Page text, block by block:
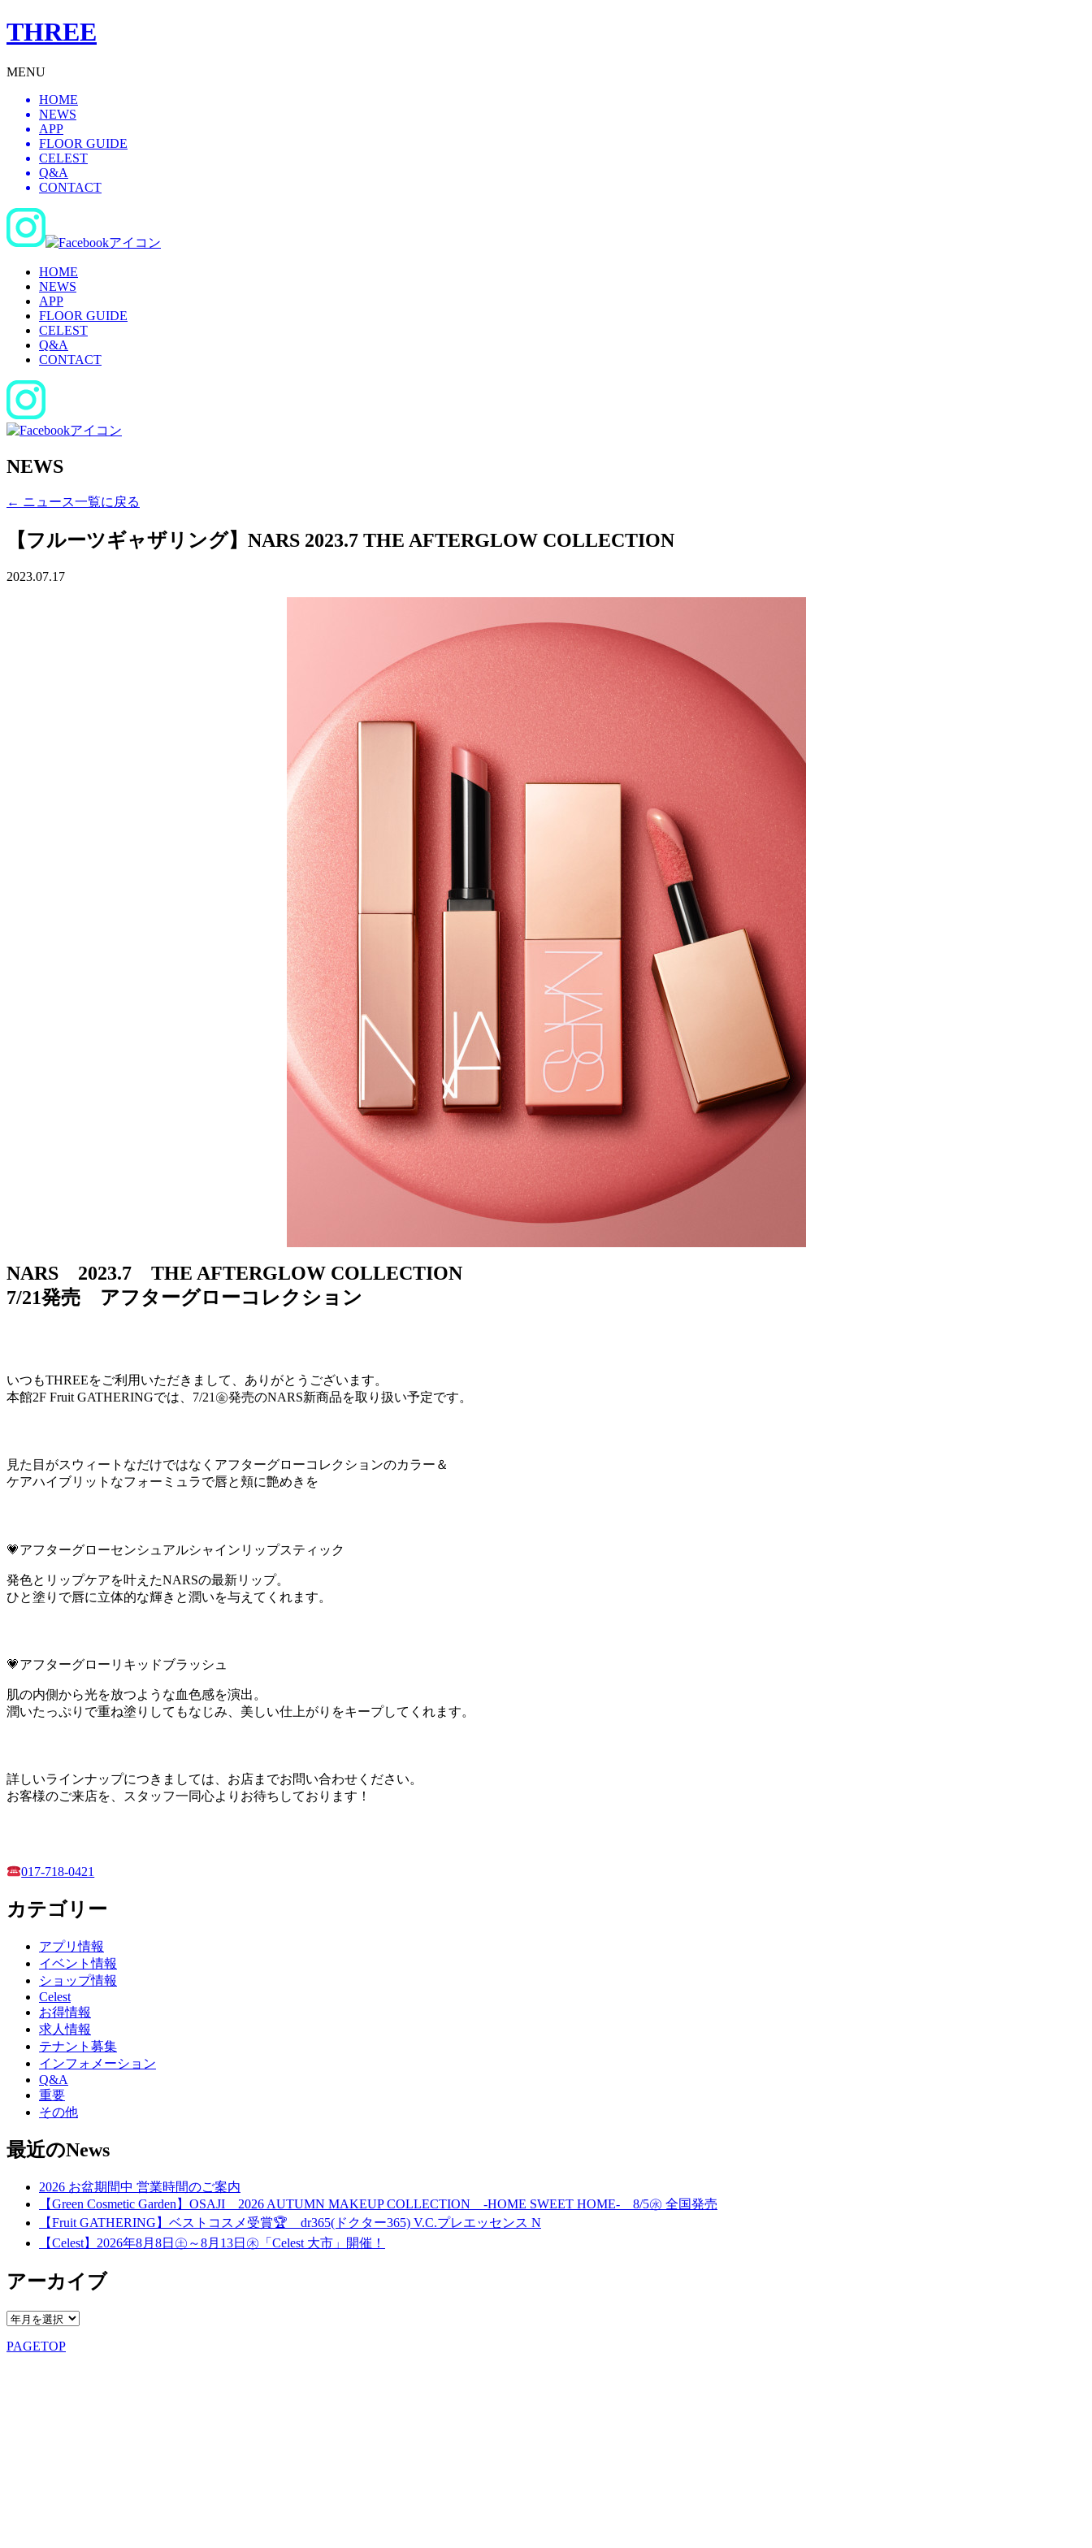
THREE
MENU
HOME
NEWS
APP
FLOOR GUIDE
CELEST
Q&A
CONTACT
HOME
NEWS
APP
FLOOR GUIDE
CELEST
Q&A
CONTACT
NEWS
← ニュース一覧に戻る
【フルーツギャザリング】NARS 2023.7 THE AFTERGLOW COLLECTION
2023.07.17
NARS 2023.7 THE AFTERGLOW COLLECTION
7/21発売 アフターグローコレクション
いつもTHREEをご利用いただきまして、ありがとうございます。
本館2F Fruit GATHERINGでは、7/21㊎発売のNARS新商品を取り扱い予定です。
見た目がスウィートなだけではなくアフターグローコレクションのカラー＆
ケアハイブリットなフォーミュラで唇と頬に艶めきを
💗アフターグローセンシュアルシャインリップスティック
発色とリップケアを叶えたNARSの最新リップ。
ひと塗りで唇に立体的な輝きと潤いを与えてくれます。
💗アフターグローリキッドブラッシュ
肌の内側から光を放つような血色感を演出。
潤いたっぷりで重ね塗りしてもなじみ、美しい仕上がりをキープしてくれます。
詳しいラインナップにつきましては、お店までお問い合わせください。
お客様のご来店を、スタッフ一同心よりお待ちしております！
017-718-0421
カテゴリー
アプリ情報
イベント情報
ショップ情報
Celest
お得情報
求人情報
テナント募集
インフォメーション
Q&A
重要
その他
最近のNews
2026 お盆期間中 営業時間のご案内
【Green Cosmetic Garden】OSAJI 2026 AUTUMN MAKEUP COLLECTION -HOME SWEET HOME- 8/5㊌ 全国発売
【Fruit GATHERING】ベストコスメ受賞🏆 dr365(ドクター365) V.C.プレエッセンス N
【Celest】2026年8月8日㊏～8月13日㊍「Celest 大市」開催！
アーカイブ
PAGETOP